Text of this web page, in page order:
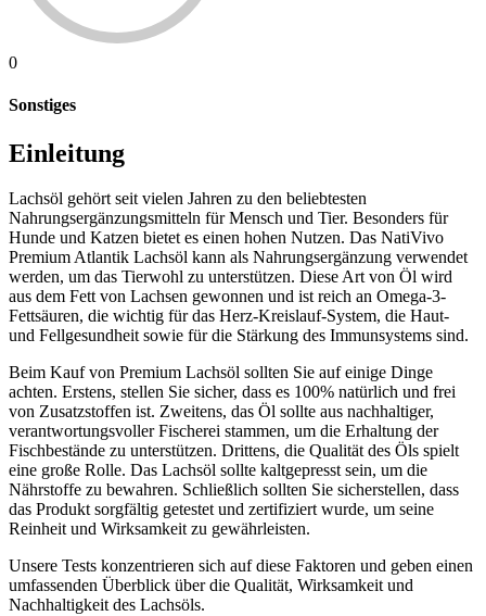
0
Sonstiges
Einleitung
Lachsöl gehört seit vielen Jahren zu den beliebtesten
Nahrungsergänzungsmitteln für Mensch und Tier. Besonders für
Hunde und Katzen bietet es einen hohen Nutzen. Das NatiVivo
Premium Atlantik Lachsöl kann als Nahrungsergänzung verwendet
werden, um das Tierwohl zu unterstützen. Diese Art von Öl wird
aus dem Fett von Lachsen gewonnen und ist reich an Omega-3-
Fettsäuren, die wichtig für das Herz-Kreislauf-System, die Haut-
und Fellgesundheit sowie für die Stärkung des Immunsystems sind.
Beim Kauf von Premium Lachsöl sollten Sie auf einige Dinge
achten. Erstens, stellen Sie sicher, dass es 100% natürlich und frei
von Zusatzstoffen ist. Zweitens, das Öl sollte aus nachhaltiger,
verantwortungsvoller Fischerei stammen, um die Erhaltung der
Fischbestände zu unterstützen. Drittens, die Qualität des Öls spielt
eine große Rolle. Das Lachsöl sollte kaltgepresst sein, um die
Nährstoffe zu bewahren. Schließlich sollten Sie sicherstellen, dass
das Produkt sorgfältig getestet und zertifiziert wurde, um seine
Reinheit und Wirksamkeit zu gewährleisten.
Unsere Tests konzentrieren sich auf diese Faktoren und geben einen
umfassenden Überblick über die Qualität, Wirksamkeit und
Nachhaltigkeit des Lachsöls.